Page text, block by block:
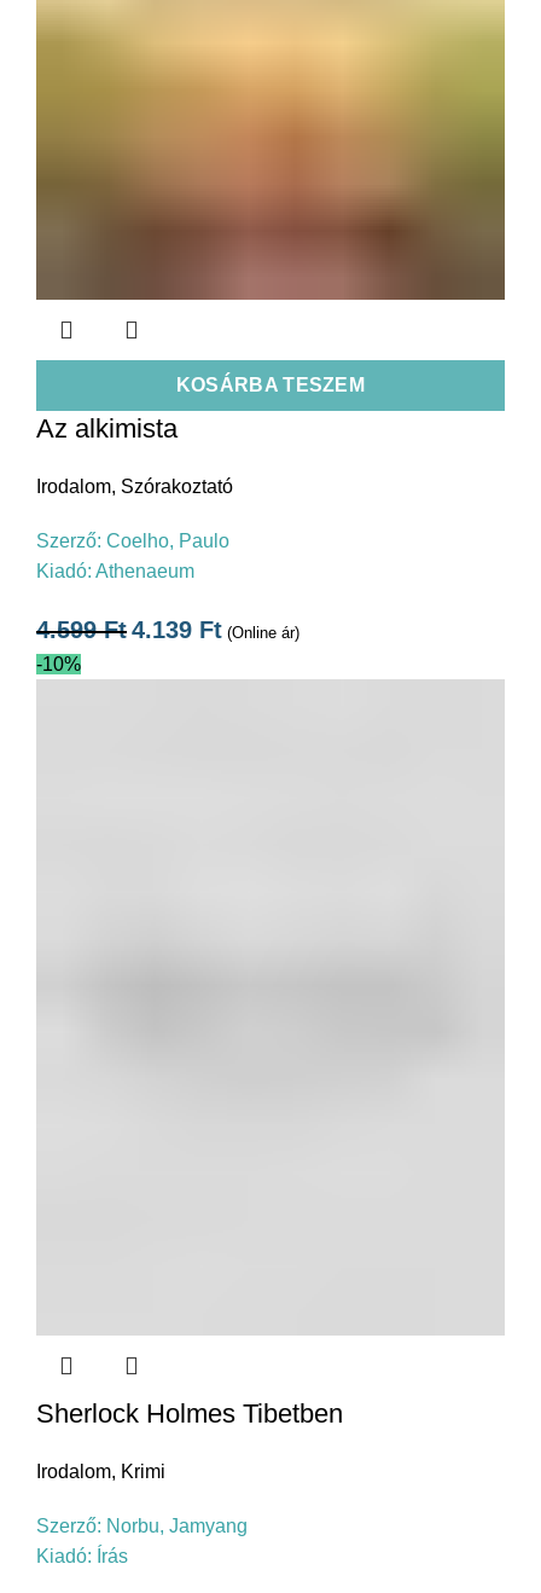
KOSÁRBA TESZEM
Az alkimista
Irodalom, Szórakoztató
Szerző: Coelho, Paulo
Kiadó: Athenaeum
4.599Ft4.139 Ft (Online ár)
-10%
Sherlock Holmes Tibetben
Irodalom, Krimi
Szerző: Norbu, Jamyang
Kiadó: Írás